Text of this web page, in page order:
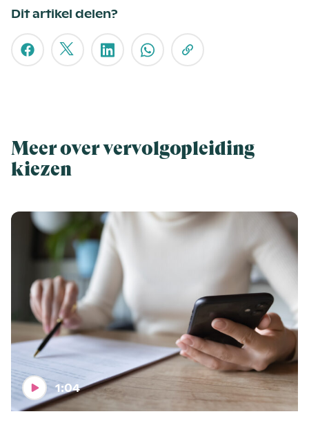
Dit artikel delen?
Meer over vervolgopleiding
kiezen
1:04